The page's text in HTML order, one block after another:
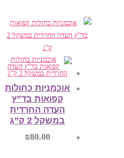
הוספה לסל
אוכמניות כחולות
קפואות בד”ץ
העדה החרדית
במשקל 2 ק”ג
₪80.00